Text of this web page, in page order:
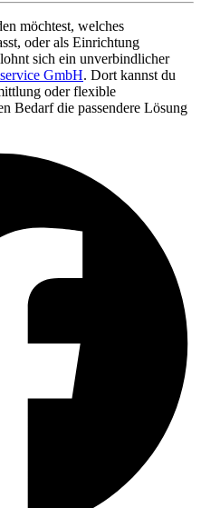
möchtest, welches
oder als Einrichtung
sich ein unverbindlicher
GmbH. Dort kannst du
oder flexible
Bedarf die passendere Lösung